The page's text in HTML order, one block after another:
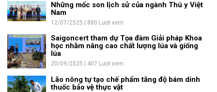
Những mốc son lịch sử của ngành Thú y Việt
Nam
12/07/2525 | 880 Lượt xem
Saigoncert tham dự Tọa đàm Giải pháp Khoa
học nhằm nâng cao chất lượng lúa và giống
lúa
20/09/2525 | 407 Lượt xem
Lão nông tự tạo chế phẩm tăng độ bám dính
thuốc bảo vệ thực vật